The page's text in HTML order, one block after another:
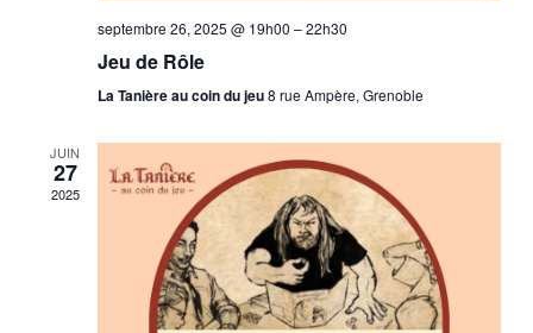
septembre 26, 2025 @ 19h00 –22h30
Jeu de Rôle
La Tanière au coin du jeu8 rue Ampère, Grenoble
JUIN
27
2025